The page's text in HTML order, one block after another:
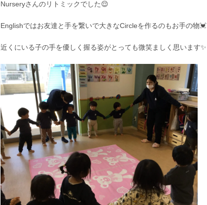
Nurseryさんのリトミックでした😌
Englishではお友達と手を繋いで大きなCircleを作るのもお手の物💓
近くにいる子の手を優しく握る姿がとっても微笑ましく思います✨